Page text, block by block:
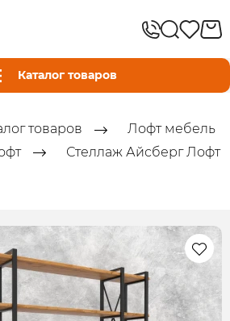
Каталог товаров
товаров
Лофт мебель
Стеллаж Айсберг Лофт